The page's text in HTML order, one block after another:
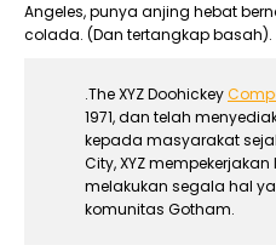
Angeles, punya anjing hebat
colada. (Dan tertangkap basah).
.The XYZ Doohickey
1971, dan telah
kepada masyarakat
City, XYZ
melakukan segala hal
komunitas Gotham.